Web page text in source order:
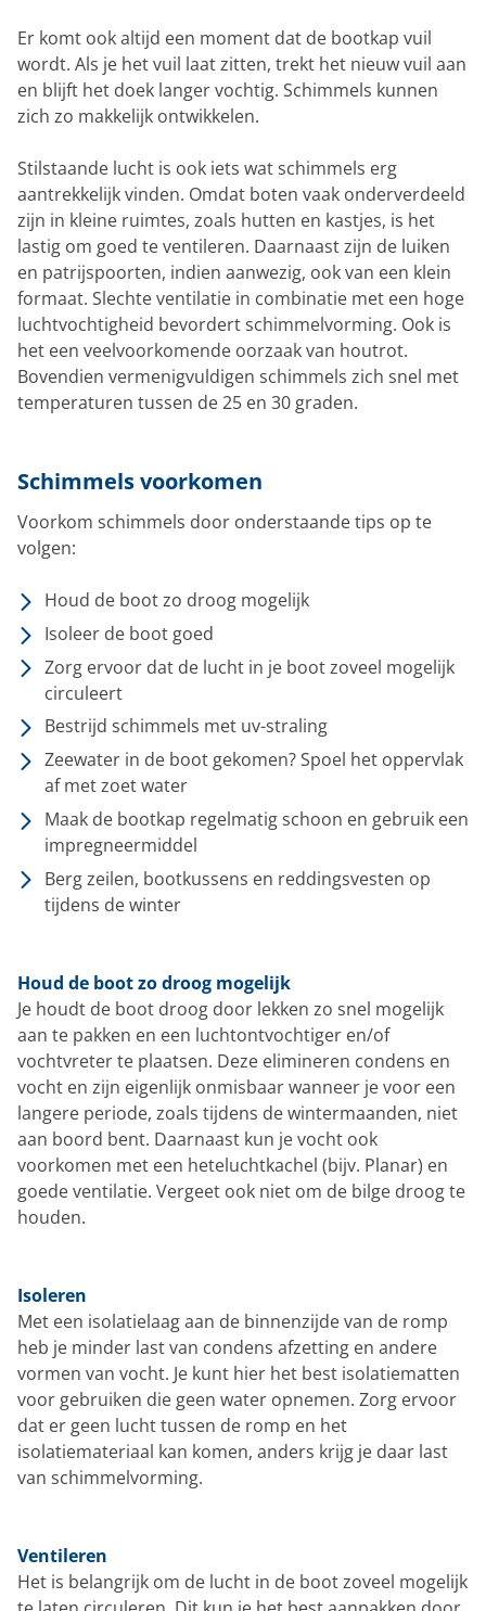
Er komt ook altijd een moment dat de bootkap vuil
wordt. Als je het vuil laat zitten, trekt het nieuw vuil aan
en blijft het doek langer vochtig. Schimmels kunnen
zich zo makkelijk ontwikkelen.
Stilstaande lucht is ook iets wat schimmels erg
aantrekkelijk vinden. Omdat boten vaak onderverdeeld
zijn in kleine ruimtes, zoals hutten en kastjes, is het
lastig om goed te ventileren. Daarnaast zijn de luiken
en patrijspoorten, indien aanwezig, ook van een klein
formaat. Slechte ventilatie in combinatie met een hoge
luchtvochtigheid bevordert schimmelvorming. Ook is
het een veelvoorkomende oorzaak van houtrot.
Bovendien vermenigvuldigen schimmels zich snel met
temperaturen tussen de 25 en 30 graden.
Schimmels voorkomen
Voorkom schimmels door onderstaande tips op te
volgen:
Houd de boot zo droog mogelijk
Isoleer de boot goed
Zorg ervoor dat de lucht in je boot zoveel mogelijk
circuleert
Bestrijd schimmels met uv-straling
Zeewater in de boot gekomen? Spoel het oppervlak
af met zoet water
Maak de bootkap regelmatig schoon en gebruik een
impregneermiddel
Berg zeilen, bootkussens en reddingsvesten op
tijdens de winter
Houd de boot zo droog mogelijk
Je houdt de boot droog door lekken zo snel mogelijk
aan te pakken en een luchtontvochtiger en/of
vochtvreter te plaatsen. Deze elimineren condens en
vocht en zijn eigenlijk onmisbaar wanneer je voor een
langere periode, zoals tijdens de wintermaanden, niet
aan boord bent. Daarnaast kun je vocht ook
voorkomen met een heteluchtkachel (bijv. Planar) en
goede ventilatie. Vergeet ook niet om de bilge droog te
houden.
Isoleren
Met een isolatielaag aan de binnenzijde van de romp
heb je minder last van condens afzetting en andere
vormen van vocht. Je kunt hier het best isolatiematten
voor gebruiken die geen water opnemen. Zorg ervoor
dat er geen lucht tussen de romp en het
isolatiemateriaal kan komen, anders krijg je daar last
van schimmelvorming.
Ventileren
Het is belangrijk om de lucht in de boot zoveel mogelijk